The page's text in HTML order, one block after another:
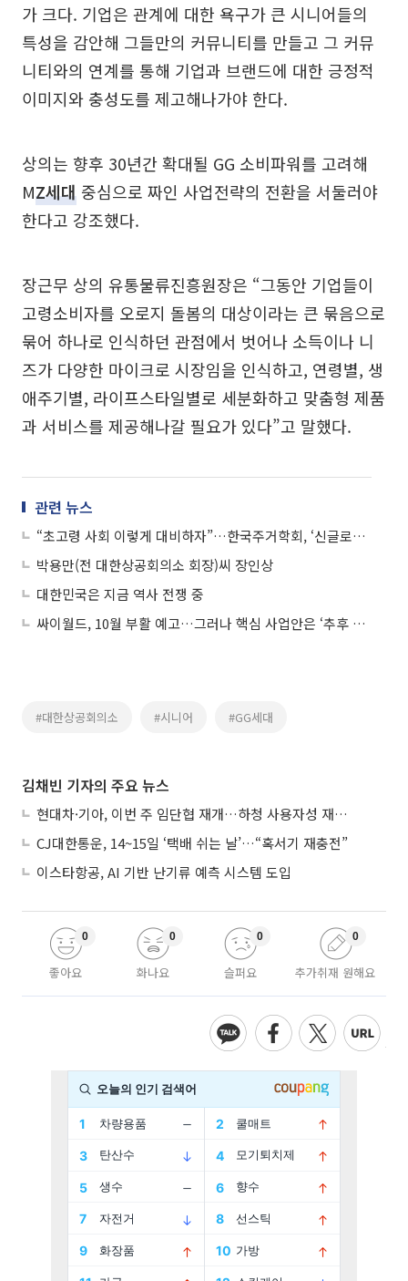
가 크다. 기업은 관계에 대한 욕구가 큰 시니어들의
특성을 감안해 그들만의 커뮤니티를 만들고 그 커뮤
니티와의 연계를 통해 기업과 브랜드에 대한 긍정적
이미지와 충성도를 제고해나가야 한다.
상의는 향후 30년간 확대될 GG 소비파워를 고려해
MZ세대 중심으로 짜인 사업전략의 전환을 서둘러야
한다고 강조했다.
장근무 상의 유통물류진흥원장은 “그동안 기업들이
고령소비자를 오로지 돌봄의 대상이라는 큰 묶음으로
묶어 하나로 인식하던 관점에서 벗어나 소득이나 니
즈가 다양한 마이크로 시장임을 인식하고, 연령별, 생
애주기별, 라이프스타일별로 세분화하고 맞춤형 제품
과 서비스를 제공해나갈 필요가 있다”고 말했다.
관련 뉴스
“초고령 사회 이렇게 대비하자”…한국주거학회, ‘신글로벌 트렌드: 시니어 주택’ 출간
박용만(전 대한상공회의소 회장)씨 장인상
대한민국은 지금 역사 전쟁 중
싸이월드, 10월 부활 예고…그러나 핵심 사업안은 ‘추후 공개’
#대한상공회의소 #시니어 #GG세대
김채빈 기자의 주요 뉴스
현대차·기아, 이번 주 임단협 재개…하청 사용자성 재심도 ‘변수’
CJ대한통운, 14~15일 ‘택배 쉬는 날’…“혹서기 재충전”
이스타항공, AI 기반 난기류 예측 시스템 도입
좋아요
0
화나요
0
슬퍼요
0
추가취재 원해요
0